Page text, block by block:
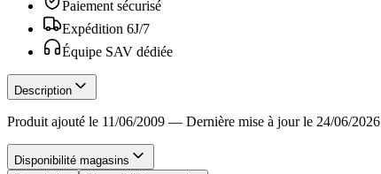
Paiement sécurisé
Expédition 6J/7
Équipe SAV dédiée
Description
Produit ajouté le 11/06/2009 — Dernière mise à jour le 24/06/2026
Disponibilité magasins